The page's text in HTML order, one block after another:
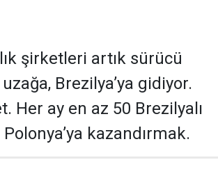
şirketleri artık sürücü
Brezilya’ya gidiyor.
Her ay en az 50 Brezilyalı
kazandırmak.